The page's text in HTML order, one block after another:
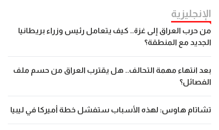
الإنجلیزیة
من حرب العراق إلى غزة.. كيف يتعامل رئيس وزراء بريطانيا
الجديد مع المنطقة؟
بعد انتهاء مهمة التحالف.. هل يقترب العراق من حسم ملف
الفصائل؟
تشاتام هاوس: لهذه الأسباب ستفشل خطة أميركا في ليبيا